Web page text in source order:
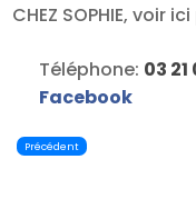
CHEZ SOPHIE, voir
Téléphone: 03
Facebook
Précédent